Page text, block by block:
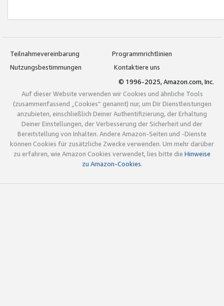
Teilnahmevereinbarung
Programmrichtlinien
Nutzungsbestimmungen
Kontaktiere uns
© 1996-2025, Amazon.com, Inc.
Auf dieser Website verwenden wir Cookies und ähnliche Tools
(zusammenfassend „Cookies“ genannt) nur, um Dir Dienstleistungen
anzubieten, einschließlich Deiner Authentifizierung, der Erhaltung
Deiner Einstellungen, der Verbesserung der Sicherheit und der
Bereitstellung von Inhalten. Andere Amazon-Seiten und -Dienste
können Cookies für zusätzliche Zwecke verwenden. Um mehr darüber
zu erfahren, wie Amazon Cookies verwendet, lies bitte die Hinweise
zu Amazon-Cookies.